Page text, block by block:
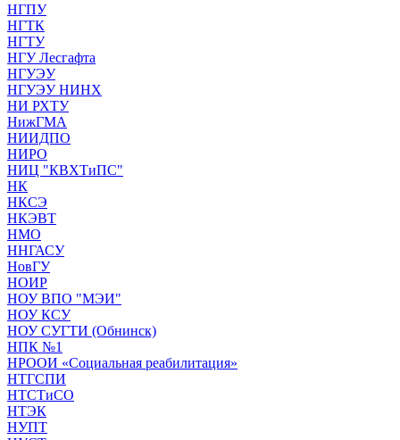
НГПУ
НГТК
НГТУ
НГУ Лесгафта
НГУЭУ
НГУЭУ НИНХ
НИ РХТУ
НижГМА
НИИДПО
НИРО
НИЦ "КВХТиПС"
НК
НКСЭ
НКЭВТ
НМО
ННГАСУ
НовГУ
НОИР
НОУ ВПО "МЭИ"
НОУ КСУ
НОУ СУГТИ (Обнинск)
НПК №1
НРООИ «Социальная реабилитация»
НТГСПИ
НТСТиСО
НТЭК
НУПТ